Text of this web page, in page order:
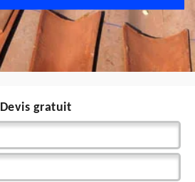
Devis gratuit